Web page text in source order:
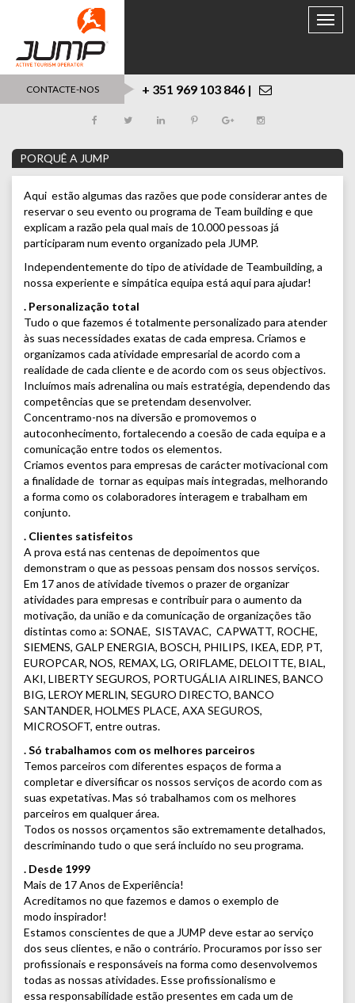
Toggle
CONTACTE-NOS + 351 969 103 846 |
PORQUÊ A JUMP
Aqui estão algumas das razões que pode considerar antes de
reservar o seu evento ou programa de Team building e que
explicam a razão pela qual mais de 10.000 pessoas já
participaram num evento organizado pela JUMP.
Independentemente do tipo de atividade de Teambuilding, a
nossa experiente e simpática equipa está aqui para ajudar!
. Personalização total
Tudo o que fazemos é totalmente personalizado para atender
às suas necessidades exatas de cada empresa. Criamos e
organizamos cada atividade empresarial de acordo com a
realidade de cada cliente e de acordo com os seus objectivos.
Incluímos mais adrenalina ou mais estratégia, dependendo das
competências que se pretendam desenvolver.
Concentramo-nos na diversão e promovemos o
autoconhecimento, fortalecendo a coesão de cada equipa e a
comunicação entre todos os elementos.
Criamos eventos para empresas de carácter motivacional com
a finalidade de tornar as equipas mais integradas, melhorando
a forma como os colaboradores interagem e trabalham em
conjunto.
. Clientes satisfeitos
A prova está nas centenas de depoimentos que
demonstram o que as pessoas pensam dos nossos serviços.
Em 17 anos de atividade tivemos o prazer de organizar
atividades para empresas e contribuir para o aumento da
motivação, da união e da comunicação de organizações tão
distintas como a: SONAE, SISTAVAC, CAPWATT, ROCHE,
SIEMENS, GALP ENERGIA, BOSCH, PHILIPS, IKEA, EDP, PT,
EUROPCAR, NOS, REMAX, LG, ORIFLAME, DELOITTE, BIAL,
AKI, LIBERTY SEGUROS, PORTUGÁLIA AIRLINES, BANCO
BIG, LEROY MERLIN, SEGURO DIRECTO, BANCO
SANTANDER, HOLMES PLACE, AXA SEGUROS,
MICROSOFT, entre outras.
. Só trabalhamos com os melhores parceiros
Temos parceiros com diferentes espaços de forma a
completar e diversificar os nossos serviços de acordo com as
suas expetativas. Mas só trabalhamos com os melhores
parceiros em qualquer área.
Todos os nossos orçamentos são extremamente detalhados,
descriminando tudo o que será incluído no seu programa.
. Desde 1999
Mais de 17 Anos de Experiência!
Acreditamos no que fazemos e damos o exemplo de
modo inspirador!
Estamos conscientes de que a JUMP deve estar ao serviço
dos seus clientes, e não o contrário. Procuramos por isso ser
profissionais e responsáveis na forma como desenvolvemos
todas as nossas atividades. Esse profissionalismo e
essa responsabilidade estão presentes em cada um de